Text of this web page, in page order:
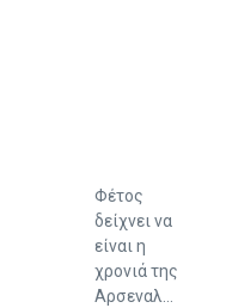
Φέτος
δείχνει να
είναι η
χρονιά της
Αρσεναλ…